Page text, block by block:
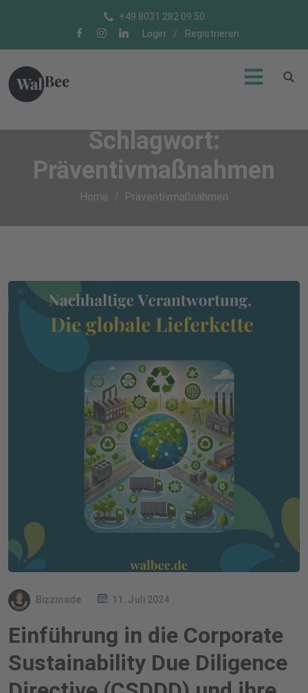
+49 8031 282 09 50
Login
/ Registrieren
Schlagwort:
Präventivmaßnahmen
Home Präventivmaßnahmen
Bizzmade 11. Juli 2024
Einführung in die Corporate
Sustainability Due Diligence